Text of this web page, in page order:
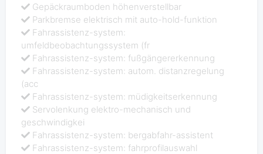
Gepäckraumboden höhenverstellbar
Parkbremse elektrisch mit auto-hold-funktion
Fahrassistenz-system:
umfeldbeobachtungssystem (fr
Fahrassistenz-system: fußgängererkennung
Fahrassistenz-system: autom. distanzregelung
(acc
Fahrassistenz-system: müdigkeitserkennung
Servolenkung elektro-mechanisch und
geschwindigkei
Fahrassistenz-system: bergabfahr-assistent
Fahrassistenz-system: fahrprofilauswahl